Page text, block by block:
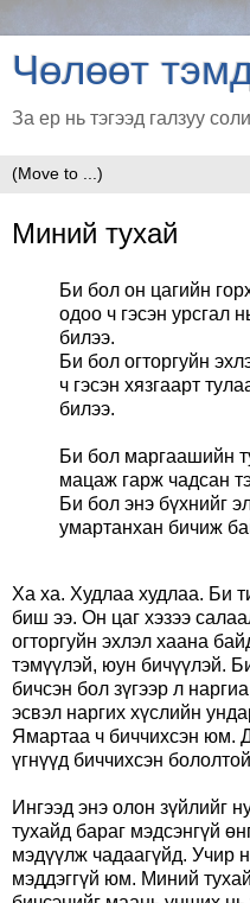
Чөлөөт
За ер нь тэгээд галзуу
Миний тухай
Би бол он цагийн
одоо ч гэсэн урсгал
билээ.
Би бол огторгуйн
ч гэсэн хязгаарт
билээ.
Би бол маргаашийн
мацаж гарж чадсан
Би бол энэ бүхнийг
умартанхан бичиж
Ха ха. Худлаа худлаа. Би
биш ээ. Он цаг хэзээ
огторгуйн эхлэл хаана
тэмүүлэй, юун бичүүлэй.
бичсэн бол зүгээр л
эсвэл наргих хүслийн
Ямартаа ч биччихсэн юм.
үгнүүд биччихсэн
Ингээд энэ олон зүйлийг
тухайд бараг мэдсэнгүй
мэдүүлж чадаагүйд. Учир
мэддэггүй юм. Миний